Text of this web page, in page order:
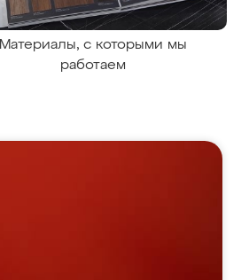
Материалы, с которыми мы
работаем